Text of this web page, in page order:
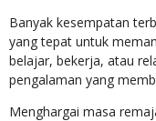
Banyak kesempatan
yang tepat untuk
belajar, bekerja, atau
pengalaman yang
Menghargai masa